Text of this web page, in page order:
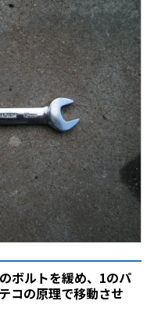
ボルトを緩め、1のパ
コの原理で移動させ